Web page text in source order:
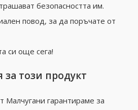
безопасността им.
повод, за да поръчате от
си още сега!
за този продукт
Малчугани гарантираме за